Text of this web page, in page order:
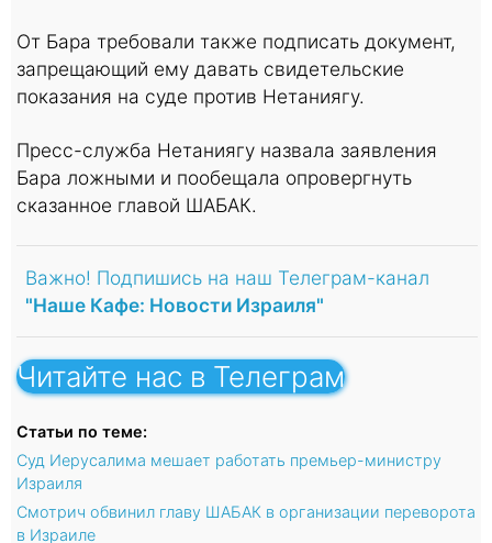
От Бара требовали также подписать документ,
запрещающий ему давать свидетельские
показания на суде против Нетаниягу.
Пресс-служба Нетаниягу назвала заявления
Бара ложными и пообещала опровергнуть
сказанное главой ШАБАК.
Важно! Подпишись на наш Телеграм-канал
"Наше Кафе: Новости Израиля"
Читайте нас в Телеграм
Статьи по теме:
Суд Иерусалима мешает работать премьер-министру
Израиля
Смотрич обвинил главу ШАБАК в организации переворота
в Израиле